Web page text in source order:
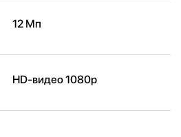
12 Мп
HD-видео 1080p